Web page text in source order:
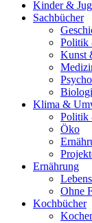
Kinder &
Sachbücher
Politik
Kunst
Klima &
Politik
Öko
Ernährung
Ohne
Kochbücher